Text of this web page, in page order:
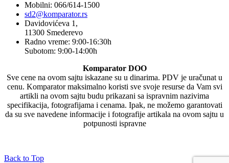
Mobilni: 066/614-1500
sd2@komparator.rs
Davidovićeva 1,
11300 Smederevo
Radno vreme: 9:00-16:30h
Subotom: 9:00-14:00h
Komparator DOO
Sve cene na ovom sajtu iskazane su u dinarima. PDV je uračunat u
cenu. Komparator maksimalno koristi sve svoje resurse da Vam svi
artikli na ovom sajtu budu prikazani sa ispravnim nazivima
specifikacija, fotografijama i cenama. Ipak, ne možemo garantovati
da su sve navedene informacije i fotografije artikala na ovom sajtu u
potpunosti ispravne
Back to Top